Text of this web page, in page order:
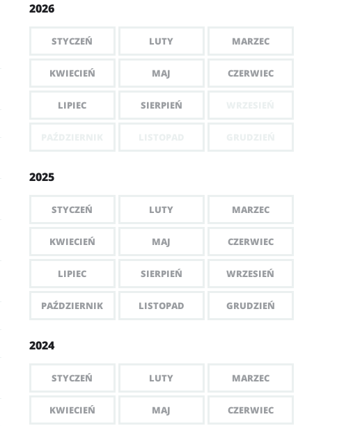
2026
STYCZEŃ LUTY MARZEC
KWIECIEŃ MAJ CZERWIEC
LIPIEC SIERPIEŃ
2025
STYCZEŃ LUTY MARZEC
KWIECIEŃ MAJ CZERWIEC
LIPIEC SIERPIEŃ WRZESIEŃ
PAŹDZIERNIK LISTOPAD GRUDZIEŃ
2024
STYCZEŃ LUTY MARZEC
KWIECIEŃ MAJ CZERWIEC